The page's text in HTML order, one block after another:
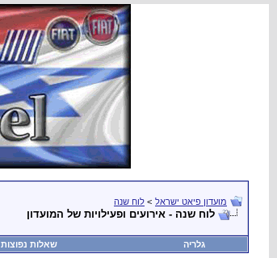
מועדון פיאט ישראל > לוח שנה
לוח שנה - אירועים ופעילויות של המועדון
גלריה שאלות נפוצות